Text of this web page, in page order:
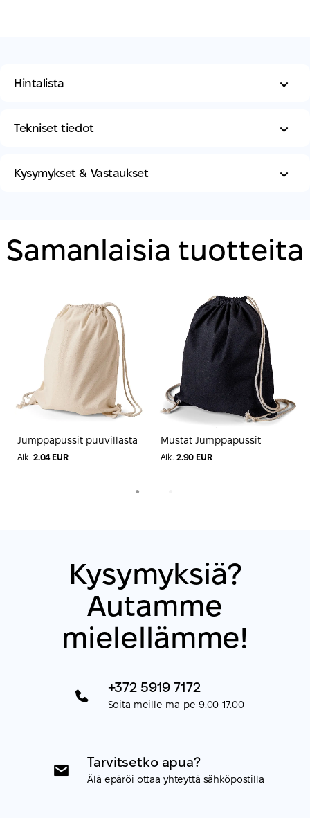
Hintalista
Tekniset tiedot
Kysymykset & Vastaukset
Samanlaisia ​​tuotteita
Jumppapussit puuvillasta
Alk. 2.04 EUR
Mustat Jumppapussit
Alk. 2.90 EUR
1
Kysymyksiä?
Autamme
mielellämme!
+372 5919 7172
Soita meille ma-pe 9.00-17.00
Tarvitsetko apua?
Älä epäröi ottaa yhteyttä sähköpostilla